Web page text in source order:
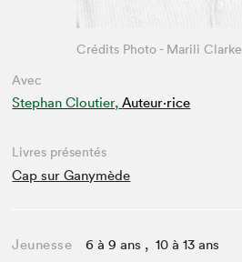
Avec
Stephan Cloutier, Auteur·rice
Crédits Photo - Marili Clarke
Livres présentés
Cap sur Ganymède
Jeunesse 6 à 9 ans , 10 à 13 ans